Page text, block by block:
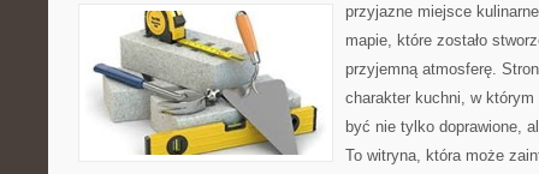
przyjazne miejsce
mapie, które zostało
przyjemną atmosferę.
charakter kuchni, w
być nie tylko doprawione,
To witryna, która może